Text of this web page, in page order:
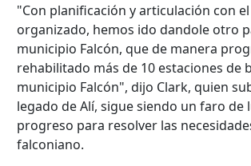
"Con planificación y articulación con
organizado, hemos ido dandole otro
municipio Falcón, que de manera
rehabilitado más de 10 estaciones de
municipio Falcón", dijo Clark, quien
legado de Alí, sigue siendo un faro de
progreso para resolver las
falconiano.